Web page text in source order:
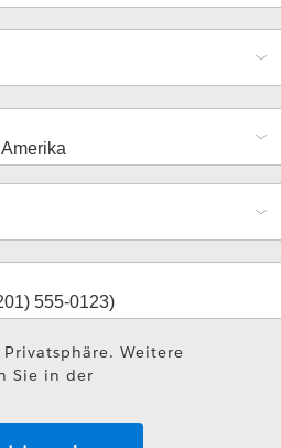
Weitere
Sie in der